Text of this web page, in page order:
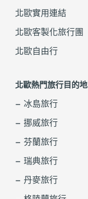
北歐實用連結
北歐客製化旅行團
北歐自由行
北歐熱門旅行目的地
– 冰島旅行
– 挪威旅行
– 芬蘭旅行
– 瑞典旅行
– 丹麥旅行